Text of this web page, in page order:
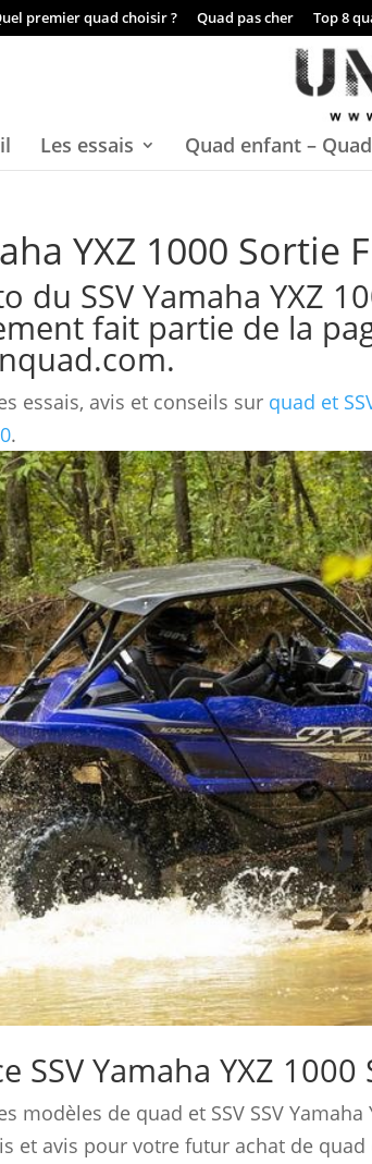
premier quad choisir ? Quad pas cher Top 8
Les essais Quad enfant –
YXZ 1000 Sortie
du SSV Yamaha YXZ
fait partie de la
essais, avis et conseils sur quad et
.
SSV Yamaha YXZ
modèles de quad et SSV SSV
et avis pour votre futur achat de quad